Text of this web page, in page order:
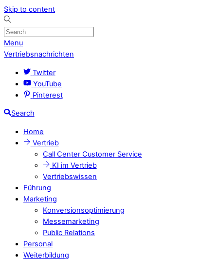
Skip to content
Menu
Vertriebsnachrichten
Twitter
YouTube
Pinterest
Search
Home
Vertrieb
Call Center Customer Service
KI im Vertrieb
Vertriebswissen
Führung
Marketing
Konversionsoptimierung
Messemarketing
Public Relations
Personal
Weiterbildung